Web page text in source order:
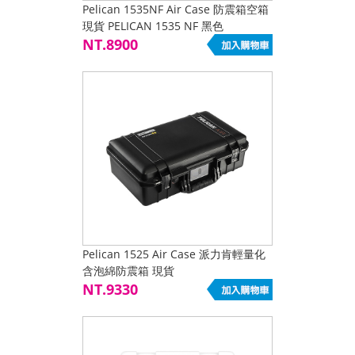
Pelican 1535NF Air Case 防震箱空箱
現貨 PELICAN 1535 NF 黑色
NT.8900
Pelican 1525 Air Case 派力肯輕量化
含泡綿防震箱 現貨
NT.9330